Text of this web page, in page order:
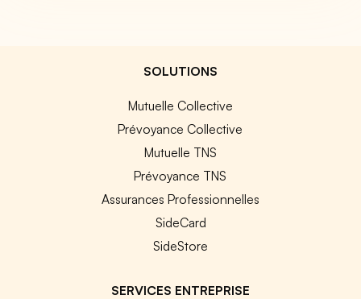
SOLUTIONS
Mutuelle Collective
Prévoyance Collective
Mutuelle TNS
Prévoyance TNS
Assurances Professionnelles
SideCard
SideStore
SERVICES ENTREPRISE